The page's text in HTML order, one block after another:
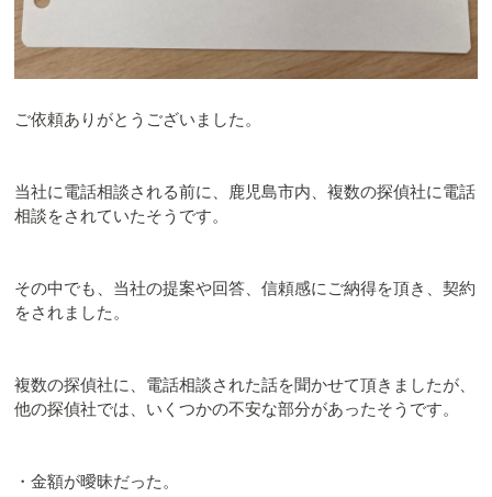
ご依頼ありがとうございました。
当社に電話相談される前に、鹿児島市内、複数の探偵社に電話
相談をされていたそうです。
その中でも、当社の提案や回答、信頼感にご納得を頂き、契約
をされました。
複数の探偵社に、電話相談された話を聞かせて頂きましたが、
他の探偵社では、いくつかの不安な部分があったそうです。
・金額が曖昧だった。